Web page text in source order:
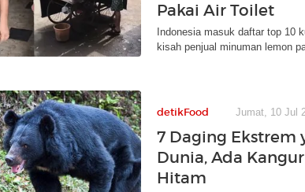
Pakai Air Toilet
Indonesia masuk daftar top 10
kisah penjual minuman lemon
detikFood Jumat, 10 Jul
7 Daging Ekstrem
Dunia, Ada
Hitam